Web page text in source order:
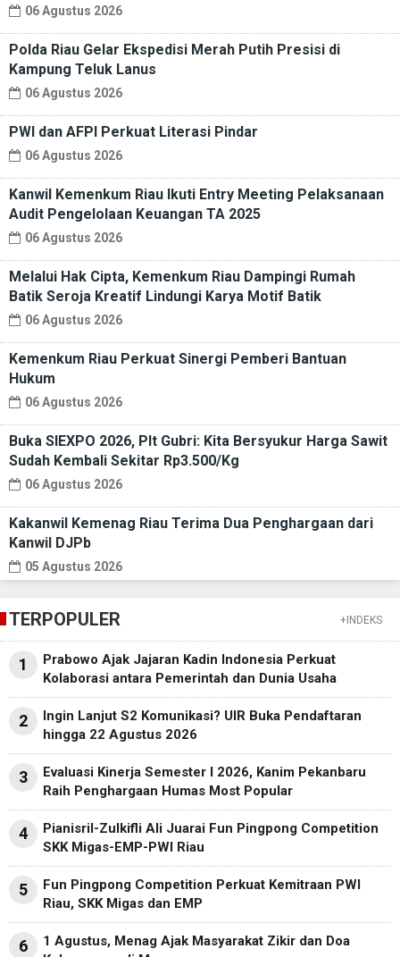
06 Agustus 2026
Polda Riau Gelar Ekspedisi Merah Putih Presisi di
Kampung Teluk Lanus
06 Agustus 2026
PWI dan AFPI Perkuat Literasi Pindar
06 Agustus 2026
Kanwil Kemenkum Riau Ikuti Entry Meeting Pelaksanaan
Audit Pengelolaan Keuangan TA 2025
06 Agustus 2026
Melalui Hak Cipta, Kemenkum Riau Dampingi Rumah
Batik Seroja Kreatif Lindungi Karya Motif Batik
06 Agustus 2026
Kemenkum Riau Perkuat Sinergi Pemberi Bantuan
Hukum
06 Agustus 2026
Buka SIEXPO 2026, Plt Gubri: Kita Bersyukur Harga Sawit
Sudah Kembali Sekitar Rp3.500/Kg
06 Agustus 2026
Kakanwil Kemenag Riau Terima Dua Penghargaan dari
Kanwil DJPb
05 Agustus 2026
TERPOPULER +INDEKS
1
Prabowo Ajak Jajaran Kadin Indonesia Perkuat
Kolaborasi antara Pemerintah dan Dunia Usaha
2
Ingin Lanjut S2 Komunikasi? UIR Buka Pendaftaran
hingga 22 Agustus 2026
3
Evaluasi Kinerja Semester I 2026, Kanim Pekanbaru
Raih Penghargaan Humas Most Popular
4
Pianisril-Zulkifli Ali Juarai Fun Pingpong Competition
SKK Migas-EMP-PWI Riau
5
Fun Pingpong Competition Perkuat Kemitraan PWI
Riau, SKK Migas dan EMP
6
1 Agustus, Menag Ajak Masyarakat Zikir dan Doa